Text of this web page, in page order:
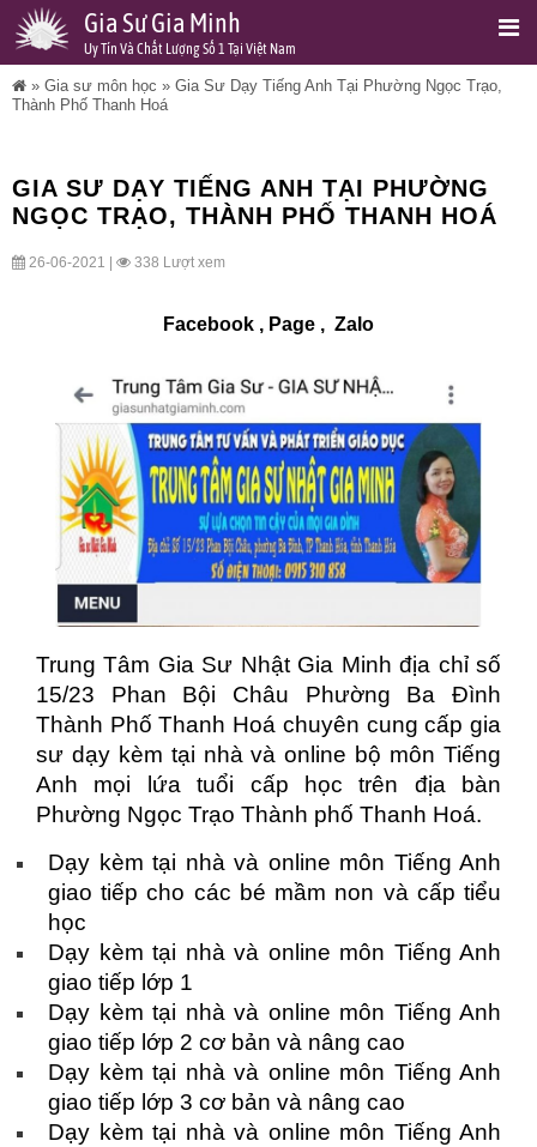
Gia Sư Gia Minh
Uy Tín Và Chất Lượng Số 1 Tại Việt Nam
» Gia sư môn học » Gia Sư Dạy Tiếng Anh Tại Phường Ngọc Trạo,
Thành Phố Thanh Hoá
GIA SƯ DẠY TIẾNG ANH TẠI PHƯỜNG
NGỌC TRẠO, THÀNH PHỐ THANH HOÁ
26-06-2021 | 338 Lượt xem
Facebook , Page , Zalo
Trung Tâm Gia Sư Nhật Gia Minh địa chỉ số
15/23 Phan Bội Châu Phường Ba Đình
Thành Phố Thanh Hoá chuyên cung cấp gia
sư dạy kèm tại nhà và online bộ môn Tiếng
Anh mọi lứa tuổi cấp học trên địa bàn
Phường Ngọc Trạo Thành phố Thanh Hoá.
Dạy kèm tại nhà và online môn Tiếng Anh
giao tiếp cho các bé mầm non và cấp tiểu
học
Dạy kèm tại nhà và online môn Tiếng Anh
giao tiếp lớp 1
Dạy kèm tại nhà và online môn Tiếng Anh
giao tiếp lớp 2 cơ bản và nâng cao
Dạy kèm tại nhà và online môn Tiếng Anh
giao tiếp lớp 3 cơ bản và nâng cao
Dạy kèm tại nhà và online môn Tiếng Anh